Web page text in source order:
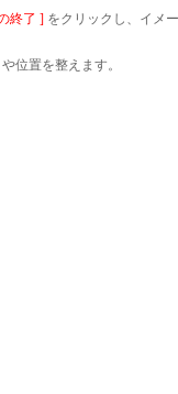
終了 ] をクリックし、イメ
位置を整えます。